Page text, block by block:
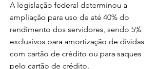
A legislação federal determinou a
ampliação para uso de até 40% do
rendimento dos servidores, sendo 5%
exclusivos para amortização de dívidas
com cartão de crédito ou para saques
pelo cartão de crédito.